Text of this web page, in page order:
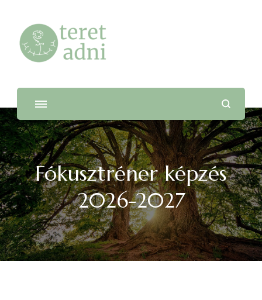
teret adni
Kovács Éva lelkigondozó
Fókusztréner képzés
2026-2027